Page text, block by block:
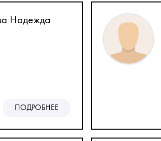
Надежда
ПОДРОБНЕЕ